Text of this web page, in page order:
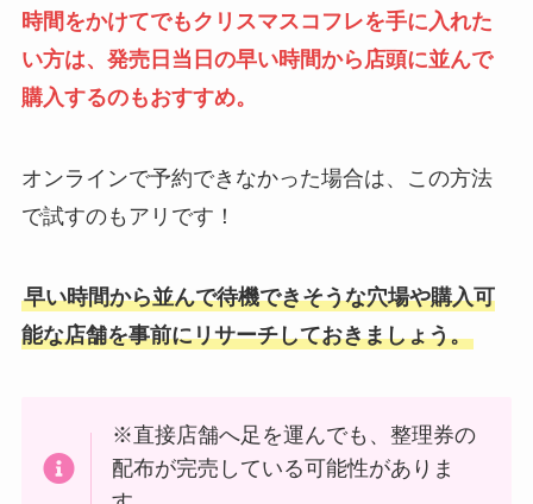
時間をかけてでもクリスマスコフレを手に入れた
い方は、発売日当日の早い時間から店頭に並んで
購入するのもおすすめ。
オンラインで予約できなかった場合は、この方法
で試すのもアリです！
早い時間から並んで待機できそうな穴場や購入可
能な店舗を事前にリサーチしておきましょう。
※直接店舗へ足を運んでも、整理券の
配布が完売している可能性がありま